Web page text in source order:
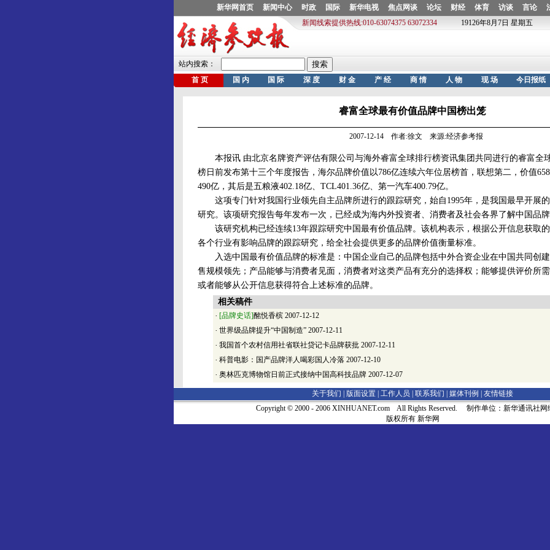
睿富全球最有价值品牌中国榜出笼
2007-12-14 作者:徐文 来源:经济参考报
本报讯 由北京名牌资产评估有限公司与海外睿富全球排行榜资讯集团共同进行的睿富全
榜日前发布第十三个年度报告，海尔品牌价值以786亿连续六年位居榜首，联想第二，价值
490亿，其后是五粮液402.18亿、TCL401.36亿、第一汽车400.79亿。
这项专门针对我国行业领先自主品牌所进行的跟踪研究，始自1995年，是我国最早开展
研究。该项研究报告每年发布一次，已经成为海内外投资者、消费者及社会各界了解中国品牌
该研究机构已经连续13年跟踪研究中国最有价值品牌。该机构表示，根据公开信息获取
各个行业有影响品牌的跟踪研究，给全社会提供更多的品牌价值衡量标准。
入选中国最有价值品牌的标准是：中国企业自己的品牌包括中外合资企业在中国共同创
售规模领先；产品能够与消费者见面，消费者对这类产品有充分的选择权；能够提供评价所
或者能够从公开信息获得符合上述标准的品牌。
相关稿件
· [品牌史话]酩悦香槟 2007-12-12
· 世界级品牌提升“中国制造” 2007-12-11
· 我国首个农村信用社省联社贷记卡品牌获批 2007-12-11
· 科普电影：国产品牌洋人喝彩国人冷落 2007-12-10
· 奥林匹克博物馆日前正式接纳中国高科技品牌 2007-12-07
关于我们 | 版面设置 工作人员 联系我们 媒体刊例
友情链接
Copyright © 2000 - 2006 XINHUANET.com All Rights Reserved. 制作单位：新华通讯社网
版权所有 新华网